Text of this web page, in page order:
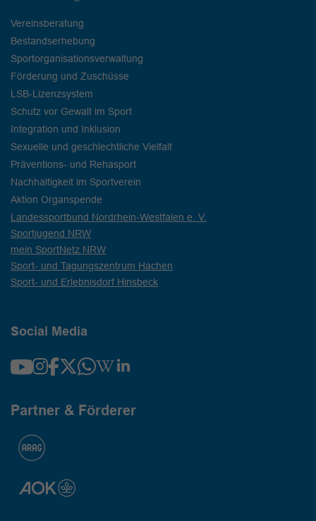
Vereinsberatung
Bestandserhebung
Sportorganisationsverwaltung
Förderung und Zuschüsse
LSB-Lizenzsystem
Schutz vor Gewalt im Sport
Integration und Inklusion
Sexuelle und geschlechtliche Vielfalt
Präventions- und Rehasport
Nachhaltigkeit im Sportverein
Aktion Organspende
Landessportbund Nordrhein-Westfalen e. V.
Sportjugend NRW
mein SportNetz NRW
Sport- und Tagungszentrum Hachen
Sport- und Erlebnisdorf Hinsbeck
Social Media
Partner & Förderer